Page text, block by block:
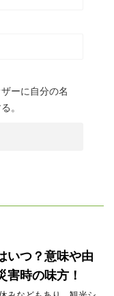
ーに自分の名
。
いつ？意味や由
害時の味方！